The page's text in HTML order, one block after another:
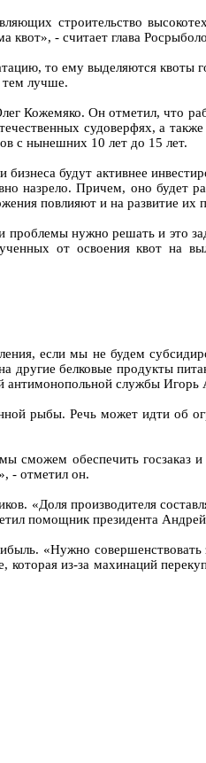
строительство
- считает глава
то ему выделяются квоты
тем лучше.
Кожемяко. Он отметил, что
судоверфях, а
с нынешних 10 лет до 15 лет.
будут активнее
назрело. Причем, оно будет
повлияют и на развитие их
нужно решать и это
от освоения квот
если мы не будем
другие белковые продукты
антимонопольной службы Игорь
рыбы. Речь может идти
обеспечить госзаказ и
- отметил он.
«Доля производителя
помощник президента
«Нужно
из-за махинаций